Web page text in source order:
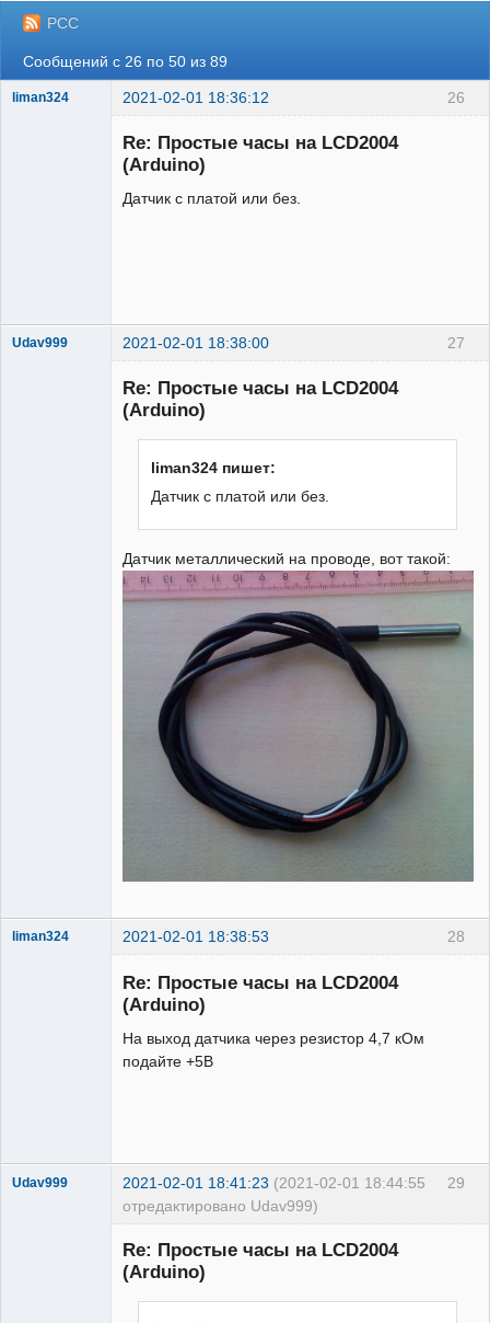
РСС
Сообщений с 26 по 50 из 89
26
liman324 2021-02-01 18:36:12
Re: Простые часы на LCD2004
(Arduino)
Датчик с платой или без.
27
Udav999 2021-02-01 18:38:00
Re: Простые часы на LCD2004
(Arduino)
liman324 пишет:
Датчик с платой или без.
Датчик металлический на проводе, вот такой:
28
liman324 2021-02-01 18:38:53
Re: Простые часы на LCD2004
(Arduino)
На выход датчика через резистор 4,7 кОм
подайте +5В
29
Udav999 2021-02-01 18:41:23 (2021-02-01 18:44:55
отредактировано Udav999)
Re: Простые часы на LCD2004
(Arduino)